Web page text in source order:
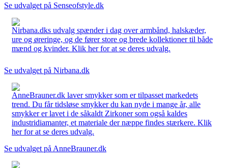
Se udvalget på Senseofstyle.dk
Nirbana.dks udvalg spænder i dag over armbånd, halskæder,
ure og øreringe, og de fører store og brede kollektioner til både
mænd og kvinder. Klik her for at se deres udvalg.
Se udvalget på Nirbana.dk
AnneBrauner.dk laver smykker som er tilpasset markedets
trend. Du får tidsløse smykker du kan nyde i mange år, alle
smykker er lavet i de såkaldt Zirkoner som også kaldes
industridiamanter, et materiale der næppe findes stærkere. Klik
her for at se deres udvalg.
Se udvalget på AnneBrauner.dk